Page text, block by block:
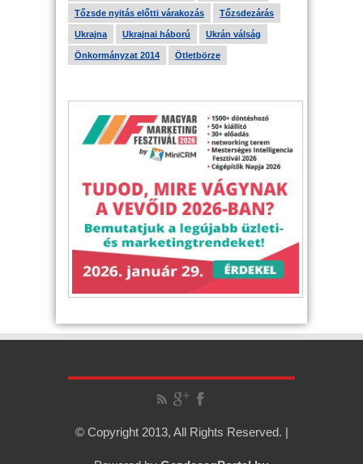
Tőzsde nyitás előtti várakozás Tőzsdezárás
Ukrajna Ukrajnai háború Ukrán válság
Önkormányzat 2014 Ötletbörze
© Copyright 2013, All Rights Reserved. |